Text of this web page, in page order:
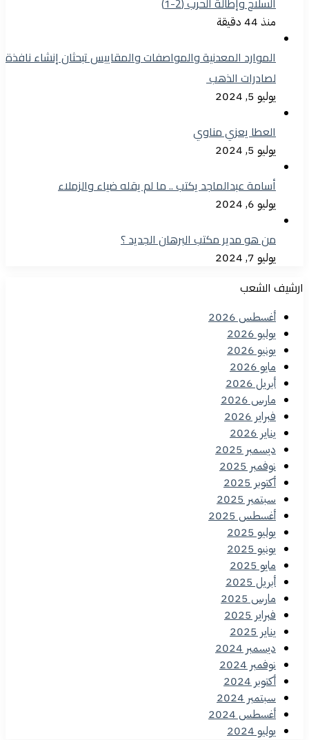
منذ 44 دقيقة
الموارد المعدنية والمواصفات والمقاييس تبحثان إنشاء نافذة
لصادرات الذهب
يوليو 5, 2024
العطا يعزي مناوي
يوليو 5, 2024
أسامة عبدالماجد يكتب .. ما لم يقله ضياء والزملاء
يوليو 6, 2024
من هو مدير مكتب البرهان الجديد ؟
يوليو 7, 2024
ارشيف الشعب
أغسطس 2026
يوليو 2026
يونيو 2026
مايو 2026
أبريل 2026
مارس 2026
فبراير 2026
يناير 2026
ديسمبر 2025
نوفمبر 2025
أكتوبر 2025
سبتمبر 2025
أغسطس 2025
يوليو 2025
يونيو 2025
مايو 2025
أبريل 2025
مارس 2025
فبراير 2025
يناير 2025
ديسمبر 2024
نوفمبر 2024
أكتوبر 2024
سبتمبر 2024
أغسطس 2024
يوليو 2024